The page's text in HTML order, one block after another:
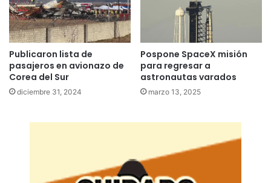
Publicaron lista de
pasajeros en avionazo de
Corea del Sur
diciembre 31, 2024
Pospone SpaceX misión
para regresar a
astronautas varados
marzo 13, 2025